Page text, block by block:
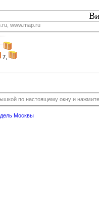
www.map.ru
7,
по настоящему окну и
Москвы